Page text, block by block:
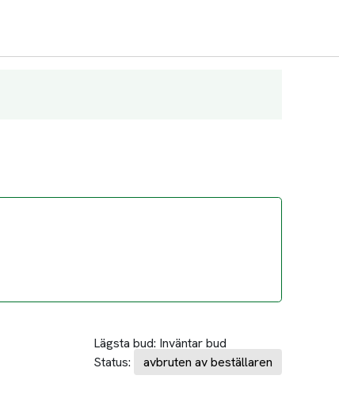
Lägsta bud: Inväntar bud
Status:
avbruten av beställaren